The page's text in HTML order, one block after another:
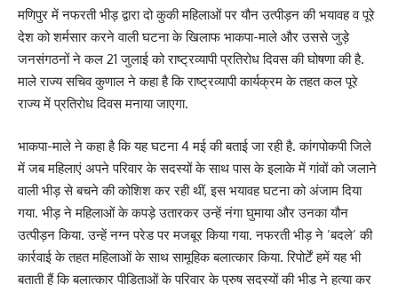
मणिपुर में नफरती भीड़ द्वारा दो कुकी महिलाओं पर यौन उत्पीड़न की भयावह व पूरे
देश को शर्मसार करने वाली घटना के खिलाफ भाकपा-माले और उससे जुड़े
जनसंगठनों ने कल 21 जुलाई को राष्ट्रव्यापी प्रतिरोध दिवस की घोषणा की है.
माले राज्य सचिव कुणाल ने कहा है कि राष्ट्रव्यापी कार्यक्रम के तहत कल पूरे
राज्य में प्रतिरोध दिवस मनाया जाएगा.
भाकपा-माले ने कहा है कि यह घटना 4 मई की बताई जा रही है. कांगपोकपी जिले
में जब महिलाएं अपने परिवार के सदस्यों के साथ पास के इलाके में गांवों को जलाने
वाली भीड़ से बचने की कोशिश कर रही थीं, इस भयावह घटना को अंजाम दिया
गया. भीड़ ने महिलाओं के कपड़े उतारकर उन्हें नंगा घुमाया और उनका यौन
उत्पीड़न किया. उन्हें नग्न परेड पर मजबूर किया गया. नफरती भीड़ ने ’बदले’ की
कार्रवाई के तहत महिलाओं के साथ सामूहिक बलात्कार किया. रिपोर्टें हमें यह भी
बताती हैं कि बलात्कार पीड़िताओं के परिवार के पुरुष सदस्यों की भीड़ ने हत्या कर